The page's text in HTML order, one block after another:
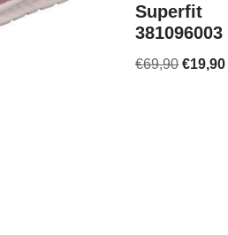
Superfit
381096003
€69,90 €19,90